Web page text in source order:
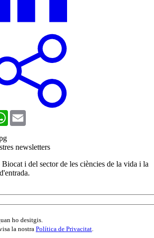
WhatsApp
newsletters
Biocat i del sector de les ciències de la vida i la
ho desitgis.
la nostra Política de Privacitat.